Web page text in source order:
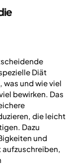
Diät
was und wie viel
bewirken. Das
die leicht
Dazu
und